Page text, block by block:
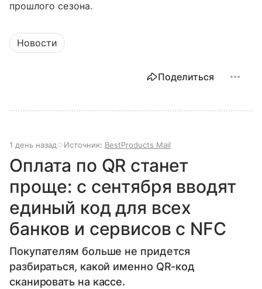
прошлого сезона.
Новости
Поделиться
1 день назад Источник: BestProducts Mail
Оплата по QR станет
проще: с сентября вводят
единый код для всех
банков и сервисов с NFC
Покупателям больше не придется
разбираться, какой именно QR-код
сканировать на кассе.